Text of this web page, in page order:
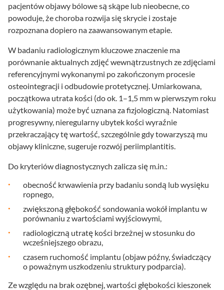
pacjentów objawy bólowe są skąpe lub nieobecne, co
powoduje, że choroba rozwija się skrycie i zostaje
rozpoznana dopiero na zaawansowanym etapie.
W badaniu radiologicznym kluczowe znaczenie ma
porównanie aktualnych zdjęć wewnątrzustnych ze zdjęciami
referencyjnymi wykonanymi po zakończonym procesie
osteointegracji i odbudowie protetycznej. Umiarkowana,
początkowa utrata kości (do ok. 1–1,5 mm w pierwszym roku
użytkowania) może być uznana za fizjologiczną. Natomiast
progresywny, nieregularny ubytek kości wyraźnie
przekraczający tę wartość, szczególnie gdy towarzyszą mu
objawy kliniczne, sugeruje rozwój periimplantitis.
Do kryteriów diagnostycznych zalicza się m.in.:
obecność krwawienia przy badaniu sondą lub wysięku
ropnego,
zwiększoną głębokość sondowania wokół implantu w
porównaniu z wartościami wyjściowymi,
radiologiczną utratę kości brzeżnej w stosunku do
wcześniejszego obrazu,
czasem ruchomość implantu (objaw późny, świadczący
o poważnym uszkodzeniu struktury podparcia).
Ze względu na brak ozębnej, wartości głębokości kieszonek